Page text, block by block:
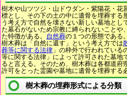
樹木や山ツツジ・山ドウダン・紫陽花・花
標とし、その下の土の中に遺骨を埋葬する
う考え方で自然を壊さない新しい墓地とし
た墓石がないため宗教に縛られないことや
た特徴がある。 自然葬の１つの形態である。
樹木葬は「自然に還す」という考え方では
葬等に関する法律 」の枠外で行われている
等に関する法律」によって許可された墓地
ると言える。そのため、樹木葬は各都道府
許可をとった霊園や墓地に遺骨を埋葬する
樹木葬の埋葬形式による分類